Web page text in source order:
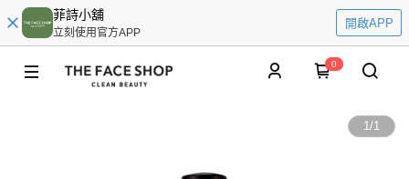
菲詩小舖
立刻使用官方APP
開啟APP
0
1/1